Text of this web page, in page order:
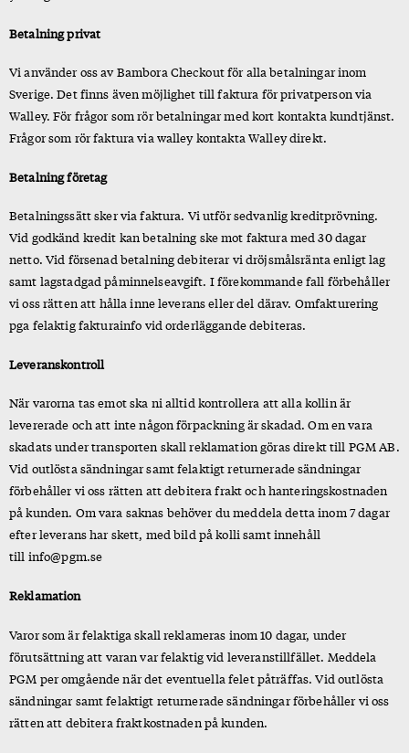
Betalning privat
Vi använder oss av Bambora Checkout för alla betalningar inom
Sverige. Det finns även möjlighet till faktura för privatperson via
Walley. För frågor som rör betalningar med kort kontakta kundtjänst.
Frågor som rör faktura via walley kontakta Walley direkt.
Betalning företag
Betalningssätt sker via faktura. Vi utför sedvanlig kreditprövning.
Vid godkänd kredit kan betalning ske mot faktura med 30 dagar
netto. Vid försenad betalning debiterar vi dröjsmålsränta enligt lag
samt lagstadgad påminnelseavgift. I förekommande fall förbehåller
vi oss rätten att hålla inne leverans eller del därav. Omfakturering
pga felaktig fakturainfo vid orderläggande debiteras.
Leveranskontroll
När varorna tas emot ska ni alltid kontrollera att alla kollin är
levererade och att inte någon förpackning är skadad. Om en vara
skadats under transporten skall reklamation göras direkt till PGM AB.
Vid outlösta sändningar samt felaktigt returnerade sändningar
förbehåller vi oss rätten att debitera frakt och hanteringskostnaden
på kunden. Om vara saknas behöver du meddela detta inom 7 dagar
efter leverans har skett, med bild på kolli samt innehåll
till info@pgm.se
Reklamation
Varor som är felaktiga skall reklameras inom 10 dagar, under
förutsättning att varan var felaktig vid leveranstillfället. Meddela
PGM per omgående när det eventuella felet påträffas. Vid outlösta
sändningar samt felaktigt returnerade sändningar förbehåller vi oss
rätten att debitera fraktkostnaden på kunden.